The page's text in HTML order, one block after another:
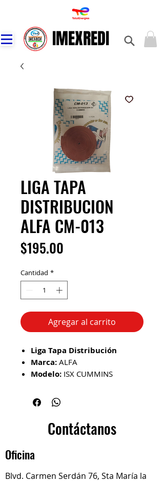
IMEXREDI
IMEXREDI
LIGA TAPA
DISTRIBUCION
ALFA CM-013
$195.00
Cantidad *
Agregar al carrito
Liga Tapa Distribución
Marca: ALFA
Modelo: ISX CUMMINS
Descripción d el Producto
Fabricada en silicón de alta
resistencia y desempeño en altas
temperaturas calidad (OEM)
Contáctanos
Oficina
Blvd. Carmen Serdán 76, Sta María la